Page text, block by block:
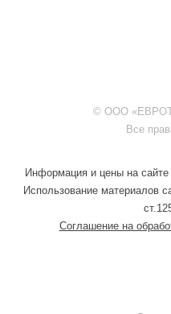
© ООО
Все
Информация и цены на
Использование материалов
Соглашение на